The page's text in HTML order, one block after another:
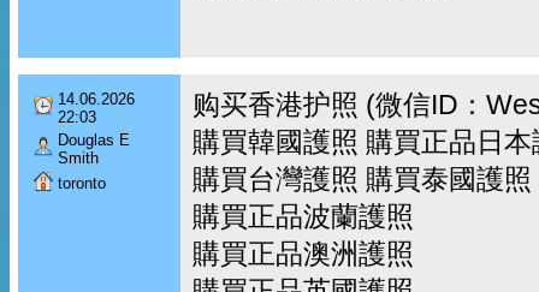
14.06.2026
22:03
Douglas E
Smith
toronto
购买香港护照 (微信ID：
購買韓國護照 購買正品日
購買台灣護照 購買泰國護照
購買正品波蘭護照
購買正品澳洲護照